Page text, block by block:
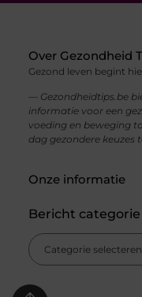
Over Gezondheid
Gezond leven begint
— Gezondheidtips.be
informatie voor een
voeding en beweging
dag gezondere keuzes
Onze informatie
Bericht categorie